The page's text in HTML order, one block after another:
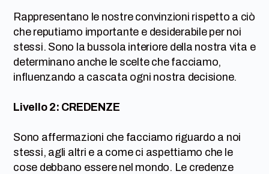
Rappresentano le nostre convinzioni rispetto a ciò
che reputiamo importante e desiderabile per noi
stessi. Sono la bussola interiore della nostra vita e
determinano anche le scelte che facciamo,
influenzando a cascata ogni nostra decisione.
Livello 2: CREDENZE
Sono affermazioni che facciamo riguardo a noi
stessi, agli altri e a come ci aspettiamo che le
cose debbano essere nel mondo. Le credenze